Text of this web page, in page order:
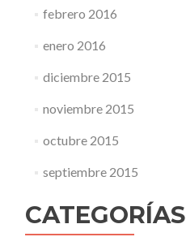
febrero 2016
enero 2016
diciembre 2015
noviembre 2015
octubre 2015
septiembre 2015
CATEGORÍAS